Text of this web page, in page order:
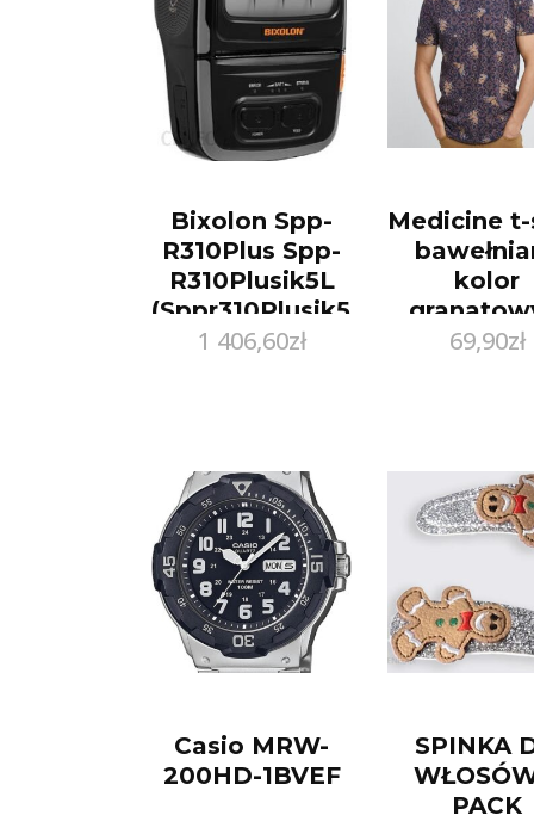
Bixolon Spp-
R310Plus Spp-
R310Plusik5L
(Sppr310Plusik5L)
1 406,60zł
Medicine
kolor
69,90zł
Casio MRW-
200HD-1BVEF
SPINKA
PACK